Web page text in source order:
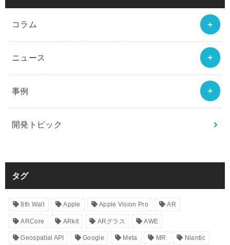
コラム
ニュース
事例
開発トピック
タグ
8th Wall Apple Apple Vision Pro AR
ARCore ARkit ARグラス AWE
Geospatial API Google Meta MR Niantic